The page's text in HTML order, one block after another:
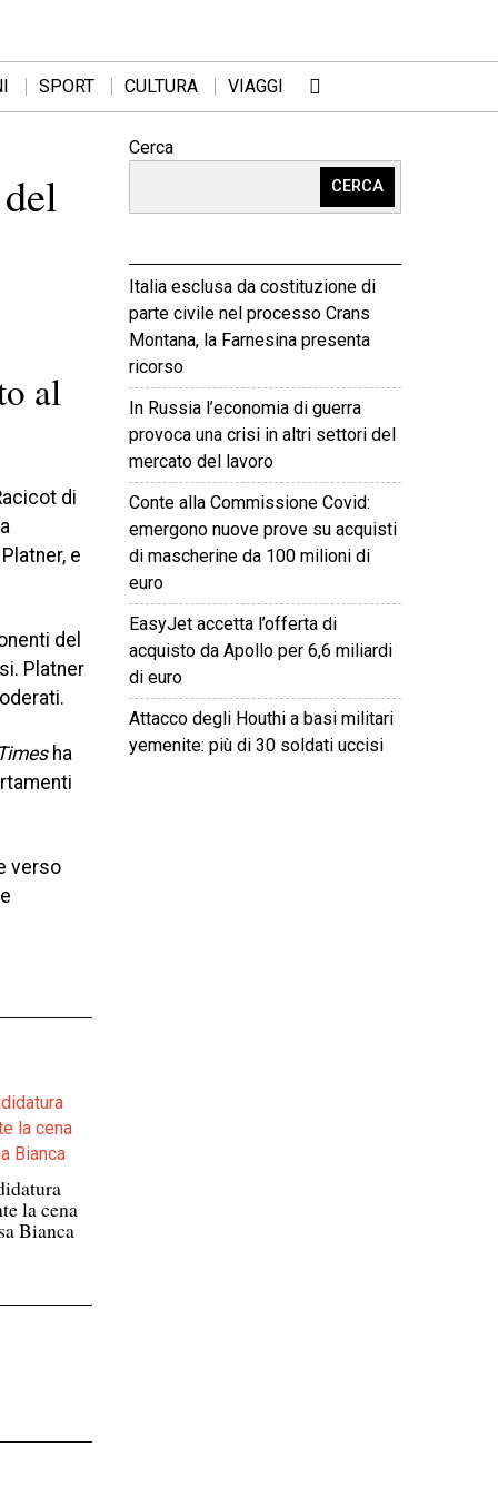
SPORT CULTURA VIAGGI
al
di
e
del
Platner
ha
verso
la cena
Bianca
Cerca
CERCA
Italia esclusa da costituzione di
parte civile nel processo Crans
Montana, la Farnesina presenta
ricorso
In Russia l’economia di guerra
provoca una crisi in altri settori del
mercato del lavoro
Conte alla Commissione Covid:
emergono nuove prove su acquisti
di mascherine da 100 milioni di
euro
EasyJet accetta l’offerta di
acquisto da Apollo per 6,6 miliardi
di euro
Attacco degli Houthi a basi militari
yemenite: più di 30 soldati uccisi